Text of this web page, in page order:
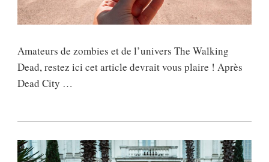
Amateurs de zombies et de l’univers The Walking
Dead, restez ici cet article devrait vous plaire ! Après
Dead City …